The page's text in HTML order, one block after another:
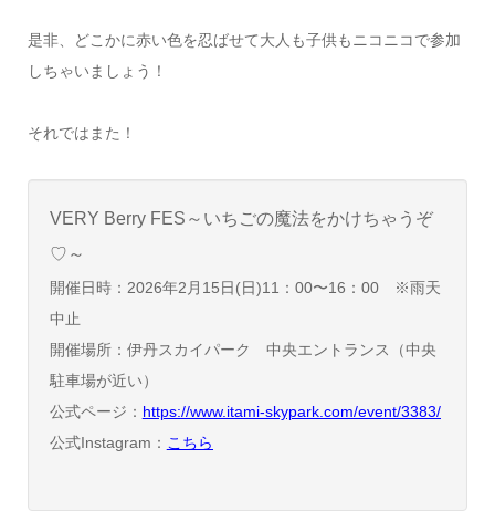
是非、どこかに赤い色を忍ばせて大人も子供もニコニコで参加
しちゃいましょう！
それではまた！
VERY Berry FES～いちごの魔法をかけちゃうぞ
♡～
開催日時：2026年2月15日(日)11：00〜16：00 ※雨天
中止
開催場所：伊丹スカイパーク 中央エントランス（中央
駐車場が近い）
公式ページ： https://www.itami-skypark.com/event/3383/
公式Instagram ： こちら